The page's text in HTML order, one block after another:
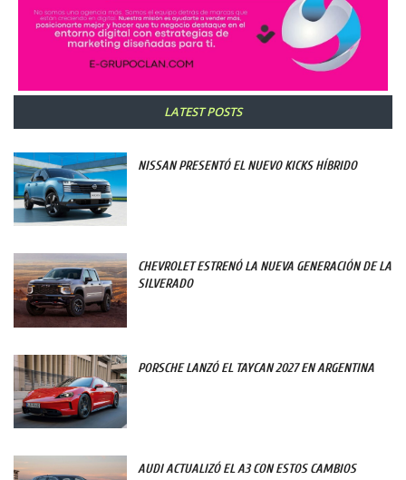
LATEST POSTS
NISSAN PRESENTÓ EL NUEVO KICKS HÍBRIDO
CHEVROLET ESTRENÓ LA NUEVA GENERACIÓN DE LA
SILVERADO
PORSCHE LANZÓ EL TAYCAN 2027 EN ARGENTINA
AUDI ACTUALIZÓ EL A3 CON ESTOS CAMBIOS